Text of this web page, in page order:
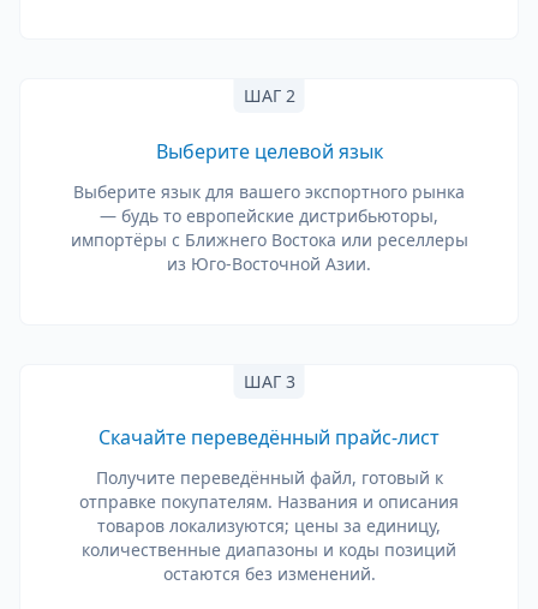
ШАГ 2
Выберите целевой язык
Выберите язык для вашего экспортного рынка
— будь то европейские дистрибьюторы,
импортёры с Ближнего Востока или реселлеры
из Юго-Восточной Азии.
ШАГ 3
Скачайте переведённый прайс-лист
Получите переведённый файл, готовый к
отправке покупателям. Названия и описания
товаров локализуются; цены за единицу,
количественные диапазоны и коды позиций
остаются без изменений.